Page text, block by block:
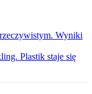
Wyniki
Plastik staje się